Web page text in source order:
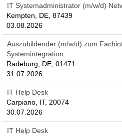
IT Systemadministrator (m/w/d)
Kempten, DE, 87439
03.08.2026
Auszubildender (m/w/d) zum
Systemintegration
Radeburg, DE, 01471
31.07.2026
IT Help Desk
Carpiano, IT, 20074
30.07.2026
IT Help Desk